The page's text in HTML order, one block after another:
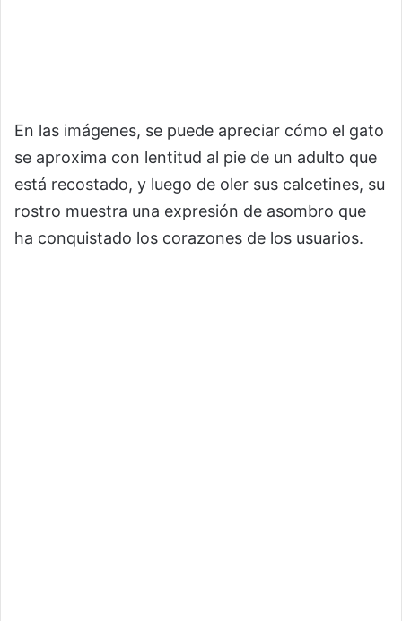
En las imágenes, se puede apreciar cómo el gato
se aproxima con lentitud al pie de un adulto que
está recostado, y luego de oler sus calcetines, su
rostro muestra una expresión de asombro que
ha conquistado los corazones de los usuarios.